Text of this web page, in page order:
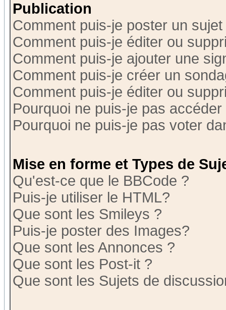
Publication
Comment puis-je poster un
Comment puis-je éditer ou
Comment puis-je ajouter une
Comment puis-je créer un
Comment puis-je éditer ou
Pourquoi ne puis-je pas
Pourquoi ne puis-je pas voter
Mise en forme et Types de
Qu'est-ce que le BBCode ?
Puis-je utiliser le HTML?
Que sont les Smileys ?
Puis-je poster des Images?
Que sont les Annonces ?
Que sont les Post-it ?
Que sont les Sujets de